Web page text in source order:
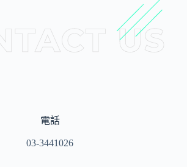
電話
03-3441026